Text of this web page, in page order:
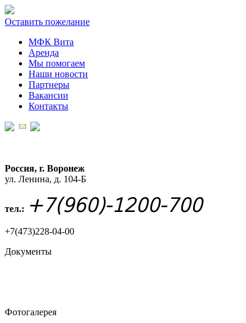
Оставить пожелание
МФК Вита
Аренда
Мы помогаем
Наши новости
Партнеры
Вакансии
Контакты
Россия, г. Воронеж
ул. Ленина, д. 104-Б
тел.: +7(960)-1200-700
+7(473)228-04-00
Документы
Фотогалерея